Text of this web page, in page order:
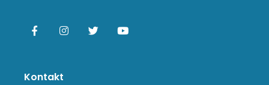
Kontakt